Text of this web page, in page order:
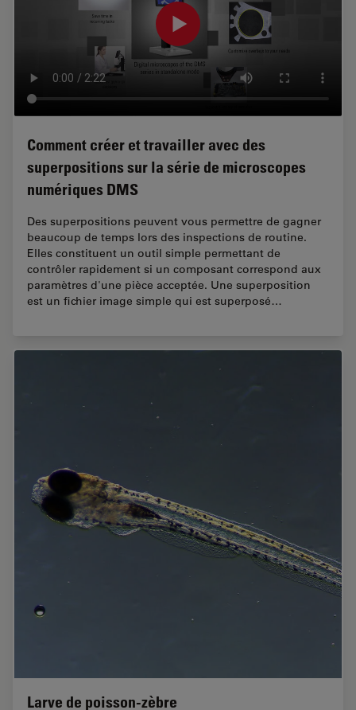
Comment créer et travailler avec des
superpositions sur la série de microscopes
numériques DMS
Des superpositions peuvent vous permettre de gagner
beaucoup de temps lors des inspections de routine.
Elles constituent un outil simple permettant de
contrôler rapidement si un composant correspond aux
paramètres d'une pièce acceptée. Une superposition
est un fichier image simple qui est superposé…
Larve de poisson-zèbre